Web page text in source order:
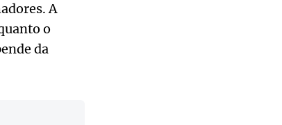
A
o
da